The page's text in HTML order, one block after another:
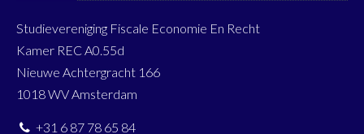
Studievereniging Fiscale Economie En Recht
Kamer REC A0.55d
Nieuwe Achtergracht 166
1018 WV Amsterdam
+31 6 87 78 65 84